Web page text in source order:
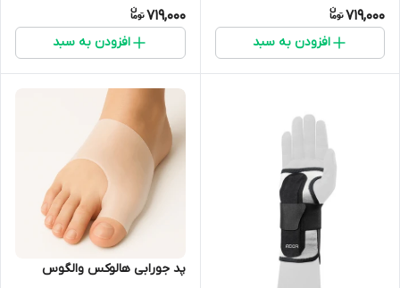
719,000
افزودن به سبد
719,000
افزودن به سبد
پد جورابی هالوکس والگوس